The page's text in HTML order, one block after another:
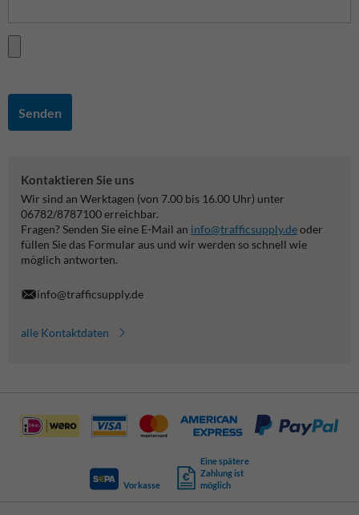
Senden
Kontaktieren Sie uns
Wir sind an Werktagen (von 7.00 bis 16.00 Uhr) unter
06782/8787100 erreichbar.
Fragen? Senden Sie eine E-Mail an info@trafficsupply.deoder
füllen Sie das Formular aus und wir werden so schnell wie
möglich antworten.
info@trafficsupply.de
alle Kontaktdaten
Vorkasse
Eine spätere
Zahlung ist
möglich